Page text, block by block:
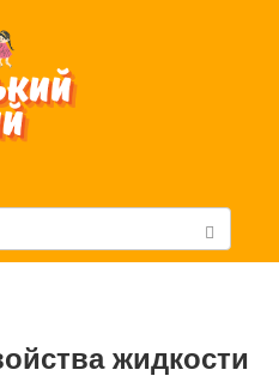
с
жидкости